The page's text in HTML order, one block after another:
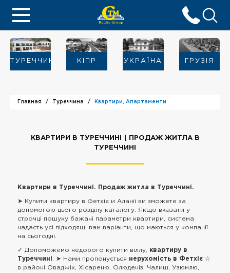
ТУРЕЧЧИНА KIПР УКРАЇНА ГРУЗІЯ
Главная Туреччина Квартири, Апартаменти
КВАРТИРИ В ТУРЕЧЧИНІ | ПРОДАЖ ЖИТЛА В
ТУРЕЧЧИНІ
Квартири в Туреччині. Продаж житла в Туреччині.
➤ Купити квартиру в Фетхіє и Аланіі ви зможете за
допомогою цього розділу каталогу. Якщо вказати у
строчці пошуку бажані параметри квартири, система
надасть усі підходящі вам варіанти, що маються у компанії
на сьогодні.
✓ Допоможемо недорого купити віллу, квартиру в
Туреччині
. ➤ Нами пропонується нерухомість в Фетхіє ☆
в районі Оваджік, Хісареню, Олюденіз, Чалиш, Узюмлю,